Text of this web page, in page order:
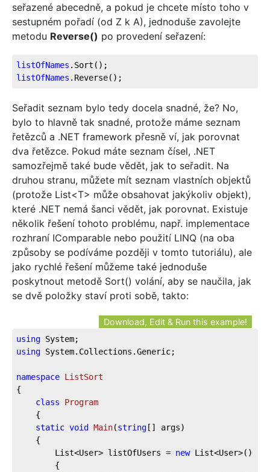
seřazené abecedně, a pokud je chcete místo toho v
sestupném pořadí (od Z k A), jednoduše zavolejte
metodu Reverse() po provedení seřazení:
listOfNames .Sort ();
listOfNames .Reverse();
Seřadit seznam bylo tedy docela snadné, že? No,
bylo to hlavně tak snadné, protože máme seznam
řetězců a .NET framework přesně ví, jak porovnat
dva řetězce. Pokud máte seznam čísel, .NET
samozřejmě také bude vědět, jak to seřadit. Na
druhou stranu, můžete mít seznam vlastních objektů
(protože List<T> může obsahovat jakýkoliv objekt),
které .NET nemá šanci vědět, jak porovnat. Existuje
několik řešení tohoto problému, např. implementace
rozhraní IComparable nebo použití LINQ (na oba
způsoby se podíváme později v tomto tutoriálu), ale
jako rychlé řešení můžeme také jednoduše
poskytnout metodě Sort() volání, aby se naučila, jak
se dvě položky staví proti sobě, takto:
Download, Edit & Run this example!
using System;
using System.Collections.Generic;
namespace ListSort
{
class
Program
{
static void Main(string [] args)
    {
        List<User> listOfUsers =
new List<User>()
        {